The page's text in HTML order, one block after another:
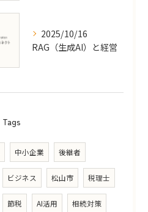
2025/10/16
RAG（生成AI）と経営
Tags
中小企業 後継者
ビジネス 松山市 税理士
節税 AI活用 相続対策